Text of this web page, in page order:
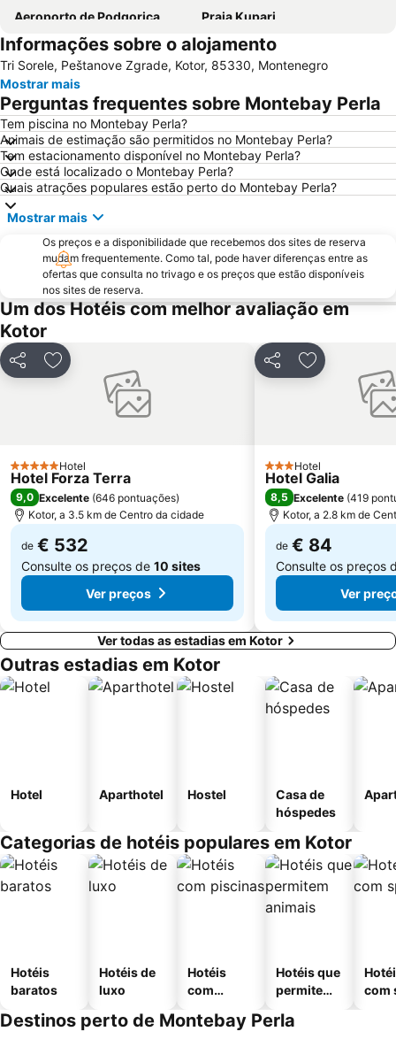
Aeroporto de Podgorica
Praia Kupari
Drobni pijesak
Tivat Airport
Pržno
Plavi Horizont
Mogren Plaza
Rafailovići
Rijeka Crnojevića
Port Cavtat
Žanjice
Porto
Stari Bar
Informações sobre o alojamento
Tri Sorele, Peštanove Zgrade, Kotor, 85330, Montenegro
Mostrar mais
Perguntas frequentes sobre Montebay Perla
Tem piscina no Montebay Perla?
Animais de estimação são permitidos no Montebay Perla?
Tem estacionamento disponível no Montebay Perla?
Onde está localizado o Montebay Perla?
Quais atrações populares estão perto do Montebay Perla?
Mostrar mais
Os preços e a disponibilidade que recebemos dos sites de reserva
mudam frequentemente. Como tal, pode haver diferenças entre as
ofertas que consulta no trivago e os preços que estão disponíveis
nos sites de reserva.
Um dos Hotéis com melhor avaliação em
Kotor
PartilharAdicionar aos favoritos
5 EstrelasHotel
Hotel Forza Terra
9,0 Excelente (646 pontuações)
Kotor, a 3.5 km de Centro da cidade
de € 532
Consulte os preços de 10 sites
Ver preços
PartilharAdicionar
3 Estrelas
Hotel
Hotel Galia
8,5 Excelente (419
Kotor, a 2.8 km de
de € 84
Consulte os preços
Ver
Ver todas as estadias em Kotor
Outras estadias em Kotor
Hotel Aparthotel Hostel
Casa de
hóspedes
Categorias de hotéis populares em Kotor
Hotéis
baratos
Hotéis de
luxo
Hotéis
com
Hotéis que
permitem
com
Destinos perto de Montebay Perla